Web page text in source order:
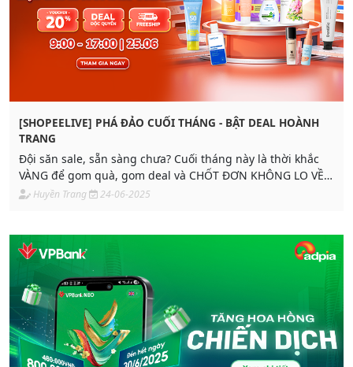
[SHOPEELIVE] PHÁ ĐẢO CUỐI THÁNG - BẬT DEAL HOÀNH
TRANG
Đội săn sale, sẵn sàng chưa? Cuối tháng này là thời khắc
VÀNG để gom quà, gom deal và CHỐT ĐƠN KHÔNG LO VỀ
GIÁ!Huyền Trang 24-06-2025